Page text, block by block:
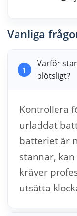
Vanliga
1
Varför
plötsligt?
Kontrollera
urladdat
batteriet är
stannar,
kräver
utsätta